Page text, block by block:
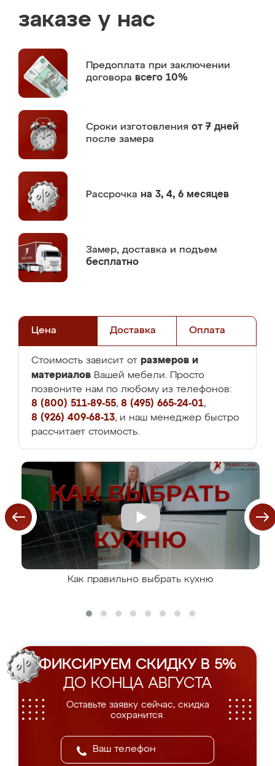
заказе у нас
Предоплата при заключении
договора всего 10%
Сроки изготовления от 7 дней
после замера
Рассрочка на 3, 4, 6 месяцев
Замер, доставка и подъем
бесплатно
Цена Доставка Оплата
Стоимость зависит от размеров и
материалов Вашей мебели. Просто
позвоните нам по любому из телефонов:
8 (800) 511-89-55, 8 (495) 665-24-01,
8 (926) 409-68-13, и наш менеджер быстро
рассчитает стоимость.
Как правильно выбрать кухню
ФИКСИРУЕМ СКИДКУ В 5%
ДО КОНЦА АВГУСТА
Оставьте заявку сейчас, скидка
сохранится.